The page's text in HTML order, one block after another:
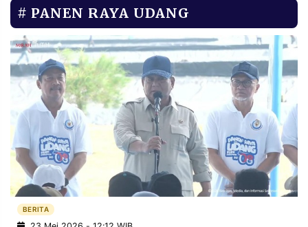
RUBRIKASI
EDITORIAL AKSARA
FINANSIA PERSONA
DAERAH NASIONAL
MANCA SPORT
INFORMASI
PRIVACY
POLICY
BERITA
WARGA
INFORMASI KIRIM
PANEN RAYA UDANG
BERITA